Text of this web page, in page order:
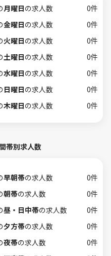
月曜日の求人数
0件
金曜日の求人数
0件
火曜日の求人数
0件
土曜日の求人数
0件
水曜日の求人数
0件
日曜日の求人数
0件
木曜日の求人数 0件
帯別求人数
早朝帯の求人数
0件
朝帯の求人数
0件
昼・日中帯の求人数
0件
夕方帯の求人数
0件
夜帯の求人数
0件